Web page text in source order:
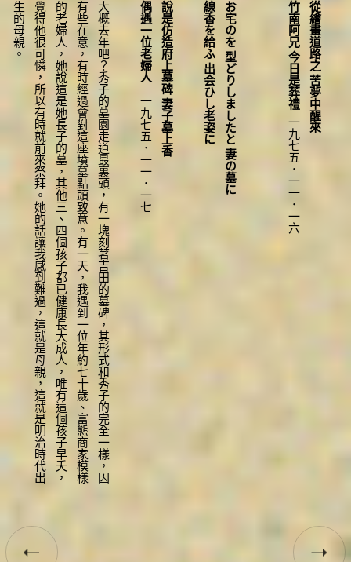
從繪畫道路之 苦夢中醒來
竹南阿兄 今日是葬禮
一九七五．一一．一六
お宅のを 型どりしましたと 妻の墓に
線香を給ふ 出会ひし老姿に
說是仿造府上墓碑 妻子墓上香
偶遇一位老婦人
一九七五．一一．一七
大
概
去
年
吧
？
秀
子
的
墓
園
走
道
最
裏
頭
，
有
一
塊
刻
著
吉
田
的
墓
碑
，
其
形
式
和
秀
子
的
完
全
一
樣
，
因
有
些
在
意
，
有
時
經
過
會
對
這
座
墳
墓
點
頭
致
意
。
有
一
天
，
我
遇
到
一
位
年
約
七
十
歲
、
富
態
商
家
模
樣
的
老
婦
人
，
她
說
這
是
她
長
子
的
墓
，
其
他
三
、
四
個
孩
子
都
已
健
康
長
大
成
人
，
唯
有
這
個
孩
子
早
夭
，
覺
得
他
很
可
憐
，
所
以
有
時
就
前
來
祭
拜
。
她
的
話
讓
我
感
到
難
過
，
這
就
是
母
親
，
這
就
是
明
治
時
代
出
生
的
母
親
。